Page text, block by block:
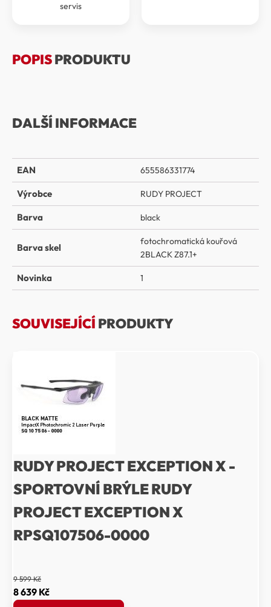
servis
POPISPRODUKTU
DALŠÍ INFORMACE
EAN 655586331774
Výrobce RUDY PROJECT
Barva black
Barva skel
fotochromatická kouřová
2BLACK Z87.1+
Novinka 1
SOUVISEJÍCÍ PRODUKTY
RUDY PROJECT EXCEPTION X -
SPORTOVNÍ BRÝLE RUDY
PROJECT EXCEPTION X
RPSQ107506-0000
9 599Kč
Původní
8 639 KčAktuální